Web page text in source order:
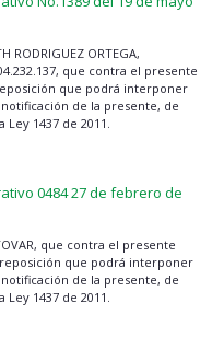
RODRIGUEZ ORTEGA,
que contra el presente
que podrá interponer
de la presente, de
1437 de 2011.
0484 27 de febrero de
que contra el presente
que podrá interponer
de la presente, de
1437 de 2011.